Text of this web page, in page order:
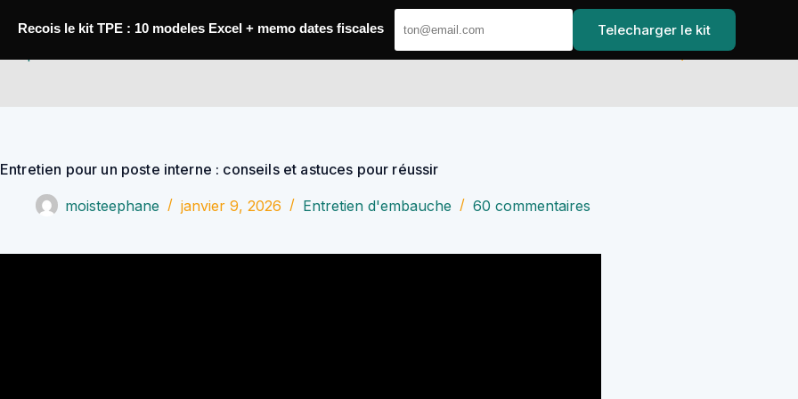
Entretien pour un poste interne : conseils et astuces pour réussir
moisteephane janvier 9, 2026 Entretien d'embauche 60 commentaires
Recois le kit TPE : 10 modeles Excel + memo dates fiscales Telecharger le kit